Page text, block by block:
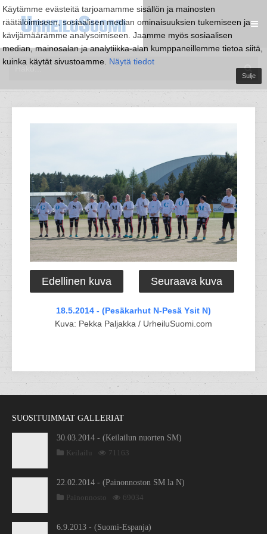
Käytämme evästeitä tarjoamamme sisällön ja mainosten
räätälöimiseen, sosiaalisen median ominaisuuksien tukemiseen ja
kävijämäärämme analysoimiseen. Jaamme myös sosiaalisen
median, mainosalan ja analytiikka-alan kumppaneillemme tietoa siitä,
kuinka käytät sivustoamme. Näytä tiedot
Sulje
Edellinen kuva Seuraava kuva
18.5.2014 - (Pesäkarhut N-Pesä Ysit N)
Kuva: Pekka Paljakka / UrheiluSuomi.com
SUOSITUIMMAT GALLERIAT
30.03.2014 - (Keilailun nuorten SM)
Keilailu
71163
22.02.2014 - (Painonnoston SM la N)
Painonnosto
69034
6.9.2013 - (Suomi-Espanja)